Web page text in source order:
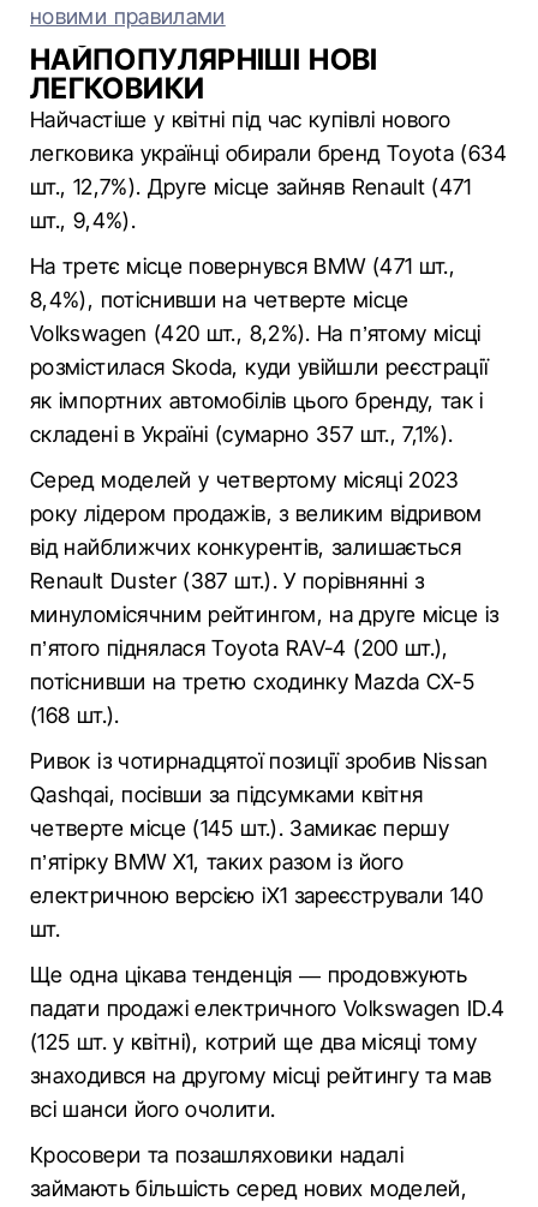
новими правилами
НАЙПОПУЛЯРНІШІ НОВІ
ЛЕГКОВИКИ
Найчастіше у квітні під час купівлі нового
легковика українці обирали бренд Toyota (634
шт., 12,7%). Друге місце зайняв Renault (471
шт., 9,4%).
На третє місце повернувся BMW (471 шт.,
8,4%), потіснивши на четверте місце
Volkswagen (420 шт., 8,2%). На п’ятому місці
розмістилася Skoda, куди увійшли реєстрації
як імпортних автомобілів цього бренду, так і
складені в Україні (сумарно 357 шт., 7,1%).
Серед моделей у четвертому місяці 2023
року лідером продажів, з великим відривом
від найближчих конкурентів, залишається
Renault Duster (387 шт.). У порівнянні з
минуломісячним рейтингом, на друге місце із
п’ятого піднялася Toyota RAV-4 (200 шт.),
потіснивши на третю сходинку Mazda CX-5
(168 шт.).
Ривок із чотирнадцятої позиції зробив Nissan
Qashqai, посівши за підсумками квітня
четверте місце (145 шт.). Замикає першу
п’ятірку BMW X1, таких разом із його
електричною версією iX1 зареєстрували 140
шт.
Ще одна цікава тенденція — продовжують
падати продажі електричного Volkswagen ID.4
(125 шт. у квітні), котрий ще два місяці тому
знаходився на другому місці рейтингу та мав
всі шанси його очолити.
Кросовери та позашляховики надалі
займають більшість серед нових моделей,